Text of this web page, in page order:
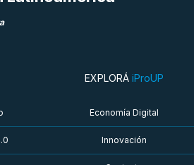
EXPLORÁ iProUP
Economía Digital
Innovación